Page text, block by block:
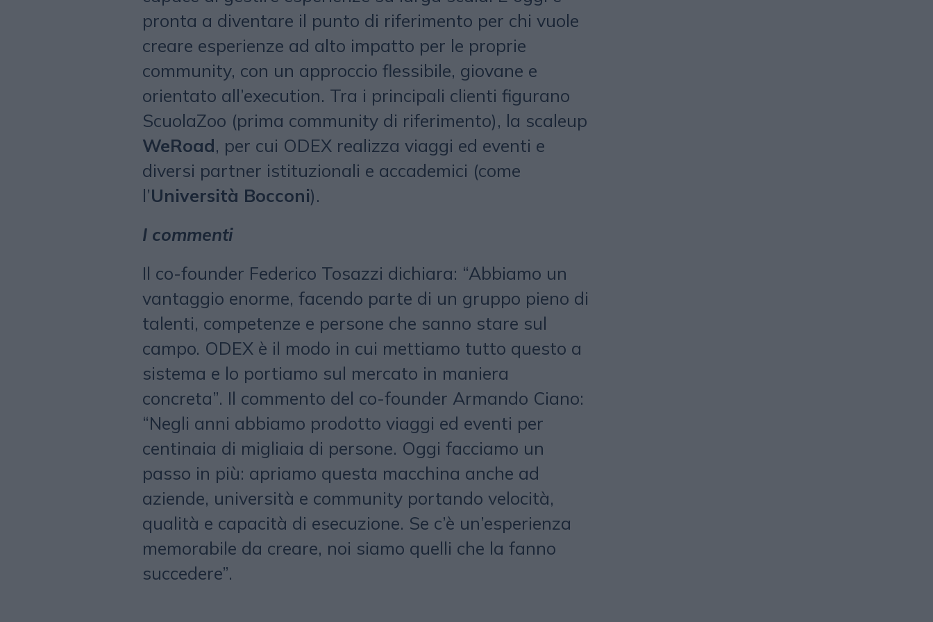
pronta a diventare il punto di riferimento per chi vuole
creare esperienze ad alto impatto per le proprie
community, con un approccio flessibile, giovane e
orientato all’execution. Tra i principali clienti figurano
ScuolaZoo (prima community di riferimento), la scaleup
WeRoad, per cui ODEX realizza viaggi ed eventi e
diversi partner istituzionali e accademici (come
l’Università Bocconi).
I commenti
Il co-founder Federico Tosazzi dichiara: “Abbiamo un
vantaggio enorme, facendo parte di un gruppo pieno di
talenti, competenze e persone che sanno stare sul
campo. ODEX è il modo in cui mettiamo tutto questo a
sistema e lo portiamo sul mercato in maniera
concreta”. Il commento del co-founder Armando Ciano:
“Negli anni abbiamo prodotto viaggi ed eventi per
centinaia di migliaia di persone. Oggi facciamo un
passo in più: apriamo questa macchina anche ad
aziende, università e community portando velocità,
qualità e capacità di esecuzione. Se c’è un’esperienza
memorabile da creare, noi siamo quelli che la fanno
succedere”.